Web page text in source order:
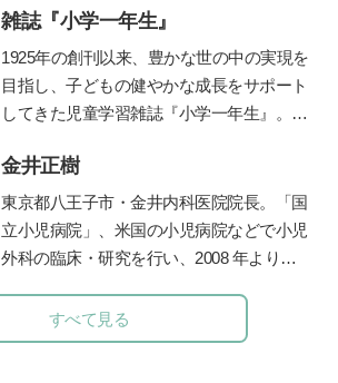
校長、校長を経て現職。大学では、管理職
歴15年の経験を活かし、教員を目指す学生
たちの指導を担当されています。著書に
「保護者対応12か月」(小学館)。”
雑誌『小学一年生』
1925年の創刊以来、豊かな世の中の実現を
目指し、子どもの健やかな成長をサポート
してきた児童学習雑誌『小学一年生』。コ
む」。毎号、各界の第一線で活躍する有識
者・クリエイターに関わっていただき、子
ども達各々が自身の無限の可能性に気づ
き、各々の才能を伸ばすきっかけとなる誌
質な知育学習記事・付録を掲載していま
金井正樹
東京都八王子市・金井内科医院院長。「国
立小児病院」、米国の小児病院などで小児
外科の臨床・研究を行い、2008 年より現
外科。保育園の園医、小・中学校の校医も
務める。
すべて見る